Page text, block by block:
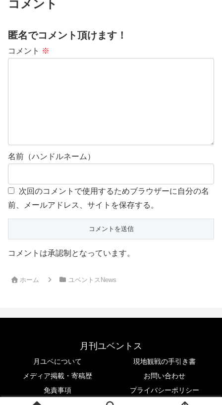
コメント
匿名でコメント頂けます！
コメント ※
名前（ハンドルネーム）
次回のコメントで使用するためブラウザーに自分の名
前、メールアドレス、サイトを保存する。
コメントは承認制となっています。
ホーム ユベントスNews
月刊ユベントス
月ユベについて
現地観戦の手引き書
メディア掲載・寄稿歴
お問い合わせ
免責事項
プライバシーポリシー